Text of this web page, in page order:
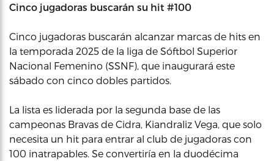
Cinco jugadoras buscarán su hit #100
Cinco jugadoras buscarán alcanzar marcas de hits en
la temporada 2025 de la liga de Sóftbol Superior
Nacional Femenino (SSNF), que inaugurará este
sábado con cinco dobles partidos.
La lista es liderada por la segunda base de las
campeonas Bravas de Cidra, Kiandraliz Vega, que solo
necesita un hit para entrar al club de jugadoras con
100 inatrapables. Se convertiría en la duodécima